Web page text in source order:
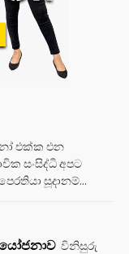
එක්ක එන
සංසිද්ධි අපට
සූදානම්...
විනිසුරු